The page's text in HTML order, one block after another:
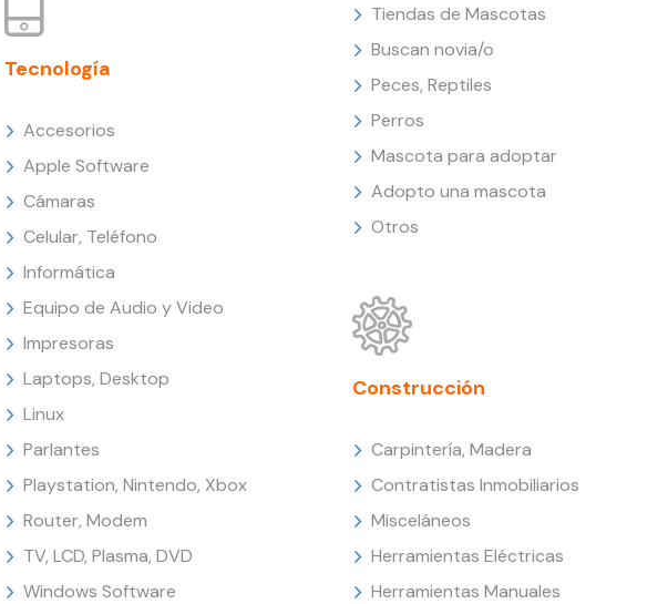
Tecnología
Accesorios
Apple Software
Cámaras
Celular, Teléfono
Informática
Equipo de Audio y Video
Impresoras
Laptops, Desktop
Linux
Parlantes
Playstation, Nintendo, Xbox
Router, Modem
TV, LCD, Plasma, DVD
Windows Software
Tiendas de Mascotas
Buscan novia/o
Peces, Reptiles
Perros
Mascota para adoptar
Adopto una mascota
Otros
Construcción
Carpintería, Madera
Contratistas Inmobiliarios
Misceláneos
Herramientas Eléctricas
Herramientas Manuales